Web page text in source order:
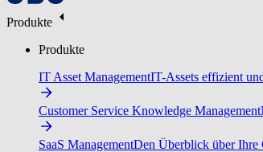
Produkte
Produkte
IT Asset ManagementIT-Assets effizient
Customer Service Knowledge Management
SaaS ManagementDen Überblick über Ihre